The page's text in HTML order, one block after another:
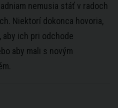
nemusia stáť v radoch
Niektorí dokonca hovoria,
aby ich pri odchode
aby mali s novým